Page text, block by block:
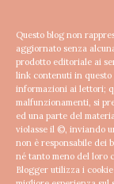
Questo blog non
aggiornato senza
prodotto editoriale ai
link contenuti in
informazioni ai lettori;
malfunzionamenti, si
ed una parte del
violasse il ©, inviando
non è responsabile dei
né tanto meno del loro
Blogger utilizza i